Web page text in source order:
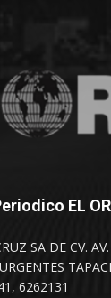
EL
SA DE CV.
6262131